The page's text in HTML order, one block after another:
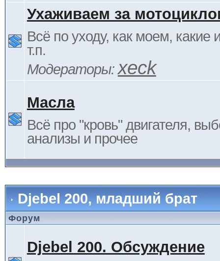
Ухаживаем за
Всё по уходу, как моем, какие
т.п.
Модераторы:xeck
Масла
Всё про "кровь" двигателя,
анализы и прочее
Djebel 200, младший брат
Форум
Djebel 200. Обсуждение